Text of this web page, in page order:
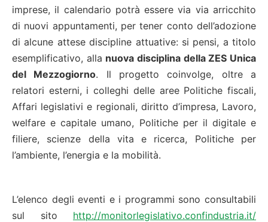
imprese, il calendario potrà essere via via arricchito
di nuovi appuntamenti, per tener conto dell’adozione
di alcune attese discipline attuative: si pensi, a titolo
esemplificativo, alla nuova disciplina della ZES Unica
del Mezzogiorno. Il progetto coinvolge, oltre a
relatori esterni, i colleghi delle aree Politiche fiscali,
Affari legislativi e regionali, diritto d’impresa, Lavoro,
welfare e capitale umano, Politiche per il digitale e
filiere, scienze della vita e ricerca, Politiche per
l’ambiente, l’energia e la mobilità.
L’elenco degli eventi e i programmi sono consultabili
sul sito http://monitorlegislativo.confindustria.it/